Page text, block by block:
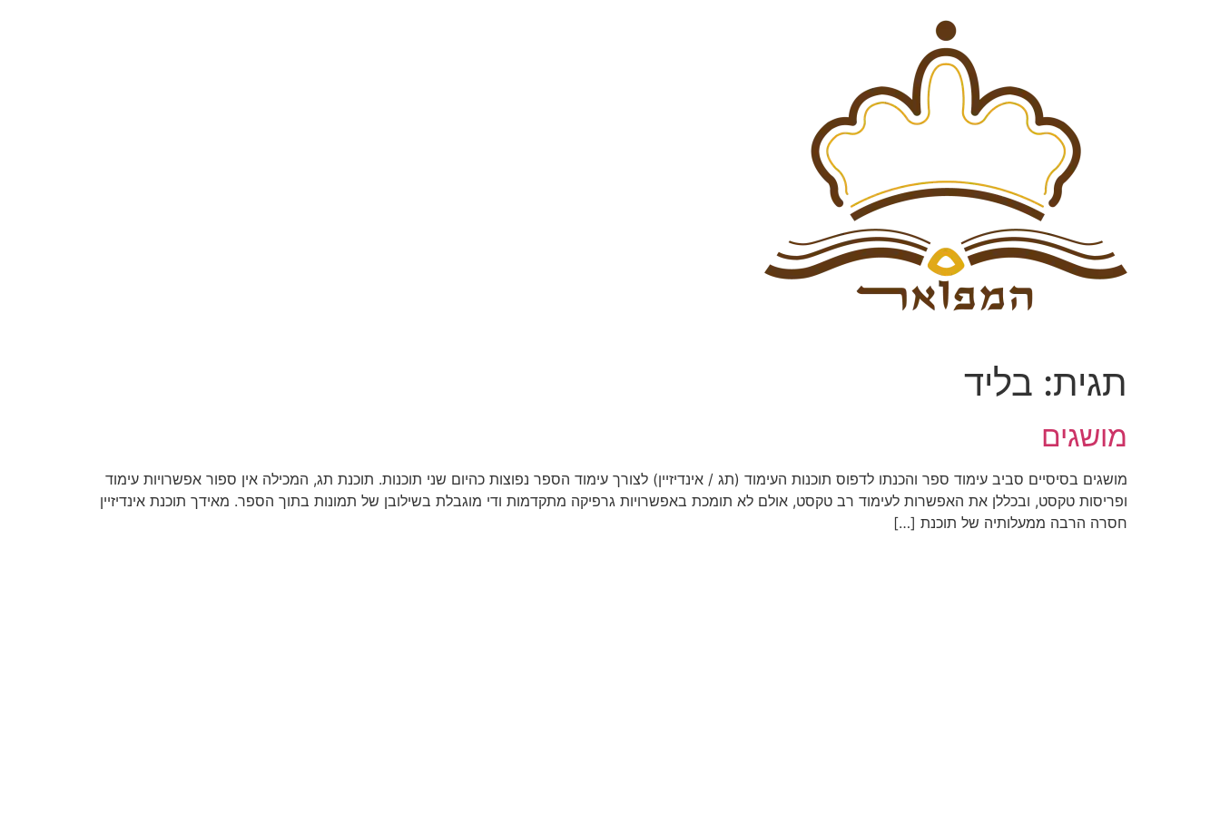
תגית: בליד
מושגים
מושגים בסיסיים סביב עימוד ספר והכנתו לדפוס תוכנות העימוד (תג / אינדיזיין) לצורך עימוד הספר נפוצות כהיום שני תוכנות. תוכנת תג, המכילה אין ספור אפשרויות עימוד
ופריסות טקסט, ובכללן את האפשרות לעימוד רב טקסט, אולם לא תומכת באפשרויות גרפיקה מתקדמות ודי מוגבלת בשילובן של תמונות בתוך הספר. מאידך תוכנת אינדיזיין
חסרה הרבה ממעלותיה של תוכנת […]